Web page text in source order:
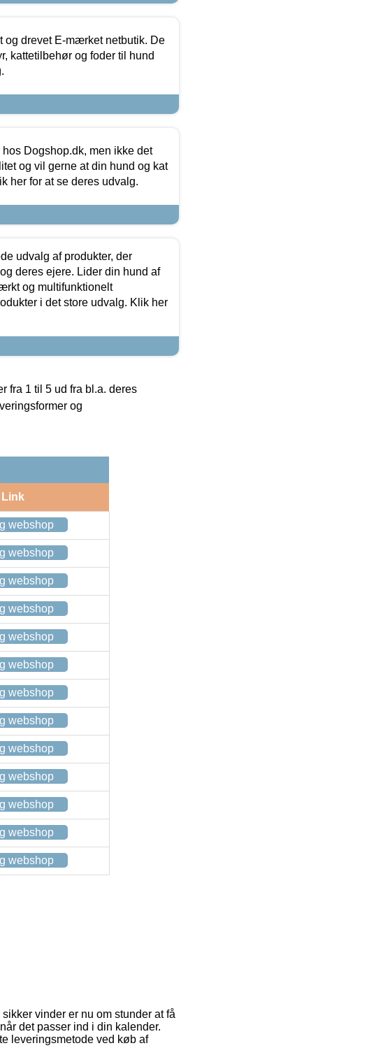
og drevet E-mærket netbutik. De
kattetilbehør og foder til hund
Dogshop.dk, men ikke det
og vil gerne at din hund og kat
her for at se deres udvalg.
udvalg af produkter, der
deres ejere. Lider din hund af
og multifunktionelt
i det store udvalg. Klik her
fra 1 til 5 ud fra bl.a. deres
og
Link
webshop
webshop
webshop
webshop
webshop
webshop
webshop
webshop
webshop
webshop
webshop
webshop
webshop
vinder er nu om stunder at få
det passer ind i din kalender.
leveringsmetode ved køb af